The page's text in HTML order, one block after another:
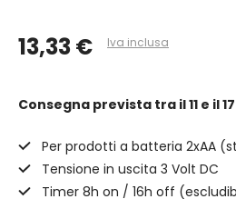
13,33 € Iva inclusa
Consegna prevista tra il 11 e il
Per prodotti a batteria 2xAA
Tensione in uscita 3 Volt DC
Timer 8h on / 16h off